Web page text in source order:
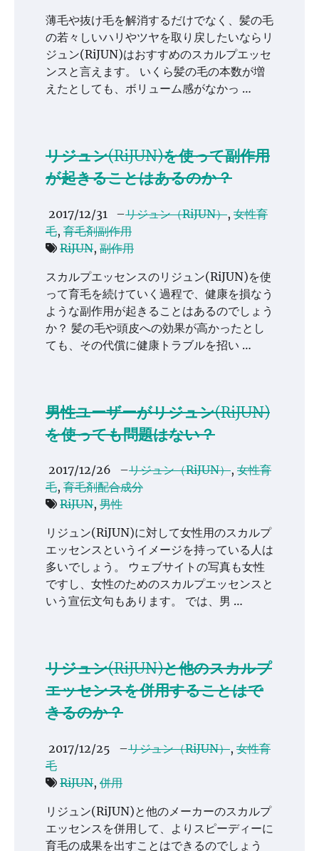
薄毛や抜け毛を解消するだけでなく、髪の毛
の若々しいハリやツヤを取り戻したいならリ
ジュン(RiJUN)はおすすめのスカルプエッセ
ンスと言えます。 いくら髪の毛の本数が増
えたとしても、ボリューム感がなかっ …
リジュン(RiJUN)を使って副作用
が起きることはあるのか？
2017/12/31 –リジュン（RiJUN）, 女性育
毛, 育毛剤副作用
RiJUN, 副作用
スカルプエッセンスのリジュン(RiJUN)を使
って育毛を続けていく過程で、健康を損なう
ような副作用が起きることはあるのでしょう
か？ 髪の毛や頭皮への効果が高かったとし
ても、その代償に健康トラブルを招い …
男性ユーザーがリジュン(RiJUN)
を使っても問題はない？
2017/12/26 –リジュン（RiJUN）, 女性育
毛, 育毛剤配合成分
RiJUN, 男性
リジュン(RiJUN)に対して女性用のスカルプ
エッセンスというイメージを持っている人は
多いでしょう。 ウェブサイトの写真も女性
ですし、女性のためのスカルプエッセンスと
いう宣伝文句もあります。 では、男 …
リジュン(RiJUN)と他のスカルプ
エッセンスを併用することはで
きるのか？
2017/12/25 –リジュン（RiJUN）, 女性育
毛
RiJUN, 併用
リジュン(RiJUN)と他のメーカーのスカルプ
エッセンスを併用して、よりスピーディーに
育毛の成果を出すことはできるのでしょう